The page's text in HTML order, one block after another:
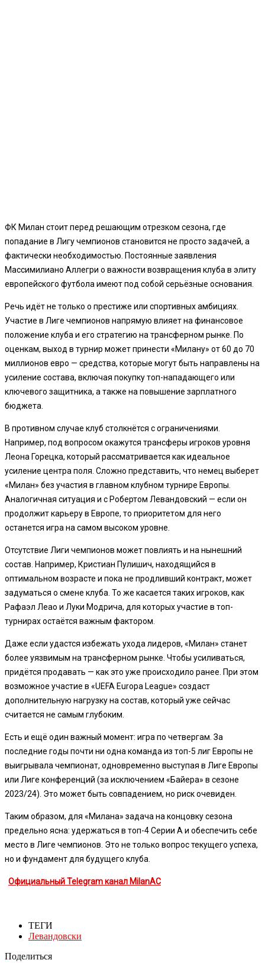
ФК Милан стоит перед решающим отрезком сезона, где
попадание в Лигу чемпионов становится не просто задачей, а
фактически необходимостью. Постоянные заявления
Массимилиано Аллегри о важности возвращения клуба в элиту
европейского футбола имеют под собой серьёзные основания.
Речь идёт не только о престижe или спортивных амбициях.
Участие в Лиге чемпионов напрямую влияет на финансовое
положение клуба и его стратегию на трансферном рынке. По
оценкам, выход в турнир может принести «Милану» от 60 до 70
миллионов евро — средства, которые могут быть направлены на
усиление состава, включая покупку топ-нападающего или
ключевого защитника, а также на повышение зарплатного
бюджета.
В противном случае клуб столкнётся с ограничениями.
Например, под вопросом окажутся трансферы игроков уровня
Леона Горецка, который рассматривается как идеальное
усиление центра поля. Сложно представить, что немец выберет
«Милан» без участия в главном клубном турнире Европы.
Аналогичная ситуация и с Робертом Левандовский — если он
продолжит карьеру в Европе, то приоритетом для него
останется игра на самом высоком уровне.
Отсутствие Лиги чемпионов может повлиять и на нынешний
состав. Например, Кристиан Пулишич, находящийся в
оптимальном возрасте и пока не продливший контракт, может
задуматься о смене клуба. То же касается таких игроков, как
Рафаэл Леао и Луки Модрича, для которых участие в топ-
турнирах остаётся важным фактором.
Даже если удастся избежать ухода лидеров, «Милан» станет
более уязвимым на трансферном рынке. Чтобы усиливаться,
придётся продавать — как это уже происходило ранее. При этом
возможное участие в «UEFA Europa League» создаст
дополнительную нагрузку на состав, который уже сейчас
считается не самым глубоким.
Есть и ещё один важный момент: игра по четвергам. За
последние годы почти ни одна команда из топ-5 лиг Европы не
выигрывала чемпионат, одновременно выступая в Лиге Европы
или Лиге конференций (за исключением «Байера» в сезоне
2023/24). Это может быть совпадением, но риск очевиден.
Таким образом, для «Милана» задача на концовку сезона
предельно ясна: удержаться в топ-4 Серии А и обеспечить себе
место в Лиге чемпионов. Это не только вопрос текущего успеха,
но и фундамент для будущего клуба.
Официальный Telegram канал MilanAC
ТЕГИ
Левандовски
Поделиться